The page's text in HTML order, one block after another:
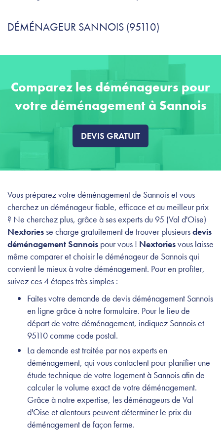
DÉMÉNAGEUR SANNOIS (95110)
Comparez les déménageurs pour
votre déménagement à Sannois
DEVIS GRATUIT
Vous préparez votre déménagement de Sannois et vous
cherchez un déménageur fiable, efficace et au meilleur prix
? Ne cherchez plus, grâce à ses experts du 95 (Val d'Oise)
Nextoriesse charge gratuitement de trouver plusieursdevis
déménagement Sannois pour vous ! Nextoriesvous laisse
même comparer et choisir le déménageur de Sannois qui
convient le mieux à votre déménagement. Pour en profiter,
suivez ces 4 étapes très simples :
Faites votre demande de devis déménagement Sannois
en ligne grâce à notre formulaire. Pour le lieu de
départ de votre déménagement, indiquez Sannois et
95110 comme code postal.
La demande est traitée par nos experts en
déménagement, qui vous contactent pour planifier une
étude technique de votre logement à Sannois afin de
calculer le volume exact de votre déménagement.
Grâce à notre expertise, les déménageurs de Val
d'Oise et alentours peuvent déterminer le prix du
déménagement de façon ferme.